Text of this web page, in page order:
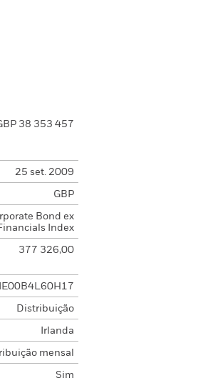
38 353 457
25 set. 2009
GBP
Bond ex
Index
377 326,00
IE00B4L60H17
Distribuição
Irlanda
mensal
Sim